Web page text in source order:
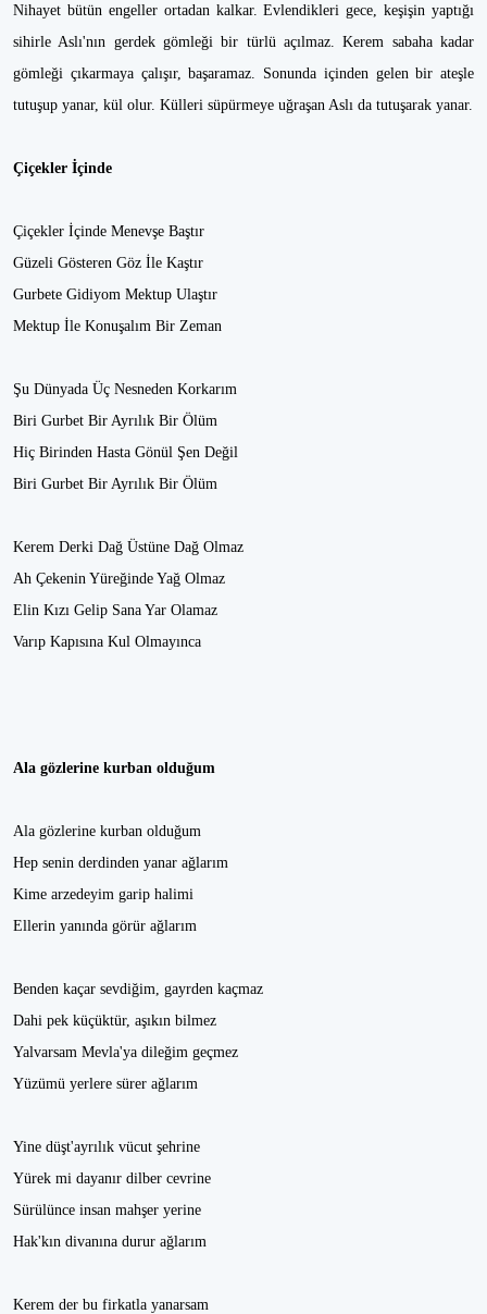
Nihayet bütün engeller ortadan kalkar. Evlendikleri gece, keşişin yaptığı
sihirle Aslı'nın gerdek gömleği bir türlü açılmaz. Kerem sabaha kadar
gömleği çıkarmaya çalışır, başaramaz. Sonunda içinden gelen bir ateşle
tutuşup yanar, kül olur. Külleri süpürmeye uğraşan Aslı da tutuşarak yanar.
Çiçekler İçinde
Çiçekler İçinde Menevşe Baştır
Güzeli Gösteren Göz İle Kaştır
Gurbete Gidiyom Mektup Ulaştır
Mektup İle Konuşalım Bir Zeman
Şu Dünyada Üç Nesneden Korkarım
Biri Gurbet Bir Ayrılık Bir Ölüm
Hiç Birinden Hasta Gönül Şen Değil
Biri Gurbet Bir Ayrılık Bir Ölüm
Kerem Derki Dağ Üstüne Dağ Olmaz
Ah Çekenin Yüreğinde Yağ Olmaz
Elin Kızı Gelip Sana Yar Olamaz
Varıp Kapısına Kul Olmayınca
Ala gözlerine kurban olduğum
Ala gözlerine kurban olduğum
Hep senin derdinden yanar ağlarım
Kime arzedeyim garip halimi
Ellerin yanında görür ağlarım
Benden kaçar sevdiğim, gayrden kaçmaz
Dahi pek küçüktür, aşıkın bilmez
Yalvarsam Mevla'ya dileğim geçmez
Yüzümü yerlere sürer ağlarım
Yine düşt'ayrılık vücut şehrine
Yürek mi dayanır dilber cevrine
Sürülünce insan mahşer yerine
Hak'kın divanına durur ağlarım
Kerem der bu firkatla yanarsam